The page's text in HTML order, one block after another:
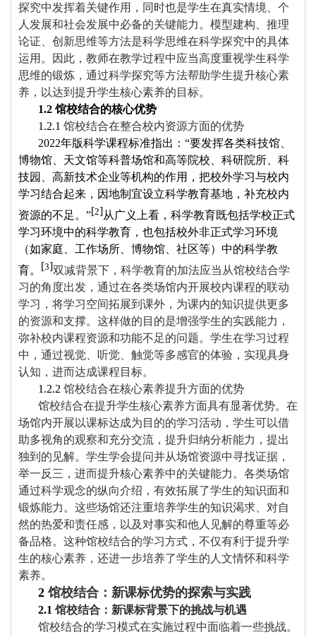
探究中发挥着关键作用，同时也是学生在真实情境、个
人发展和社会发展中必备的关键能力。模型建构、推理
论证、创新思维等方法是科学思维在科学探究中的具体
运用。因此，教师在教学过程中应当高度重视学生科学
思维的锻炼，通过科学探究等方法帮助学生提升核心素
养，以达到提升学生核心素养的目标。
1.2馆校结合的核心优势
1.2.1 馆校结合在整合校内资源方面的优势
2022年版科学课程标准指出：“要发挥各类科技馆、
博物馆、天文馆等科普场馆和高等院校、科研院所、科
技园、高新技术企业等机构的作用，把校外学习与校内
学习结合起来，因地制宜设立科学教育基地，补充校内
资源的不足。”[2]从广义上看，科学教育既包括学校正式
学习环境中的科学教育，也包括校外非正式学习环境
（如家庭、工作场所、博物馆、社区等）中的科学教
育。 [3]双减背景下，科学教育的加法应当从馆校结合学
习的角度出发，通过在各类场馆内开展校内课程的联动
学习，将学习空间拓展到课外，为课内的知识提供更多
的资源和支撑。这样做的目的是增强学生的实践能力，
弥补校内课程资源和功能不足的问题。学生在学习过程
中，通过视觉、听觉、触觉等多感官的体验，实现具身
认知，进而达成课程目标。
1.2.2 馆校结合在核心素养提升方面的优势
馆校结合在提升学生核心素养方面具有显著优势。在
场馆内开展以课标达成为目的的学习活动，学生可以借
助多视角的观察和充分交流，提升归纳分析能力，提出
独到的见解。学生学会提问并从场馆资源中寻找证据，
举一反三，进而提升核心素养中的关键能力。各类场馆
通过科学观念的纵向介绍，有效拓展了学生的知识面和
锻炼能力。这些场馆还注重培养学生的知识渴求、对自
然的热爱和责任感，以及对事实和他人见解的尊重等必
备品格。这种馆校结合的学习方式，不仅有利于提升学
生的核心素养，还进一步培养了学生的人文情怀和科学
素养。
2馆校结合：新课标优势的探索与实践
2.1 馆校结合：新课标背景下的挑战与机遇
馆校结合的学习模式在实施过程中面临着一些挑战。